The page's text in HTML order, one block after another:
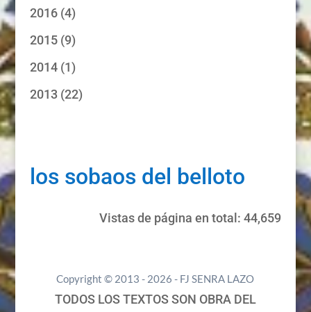
2016(4)
2015(9)
2014(1)
2013(22)
los sobaos del belloto
Vistas de página en total:44,659
Copyright © 2013 - 2026 - FJ SENRA LAZO
TODOS LOS TEXTOS SON OBRA DEL